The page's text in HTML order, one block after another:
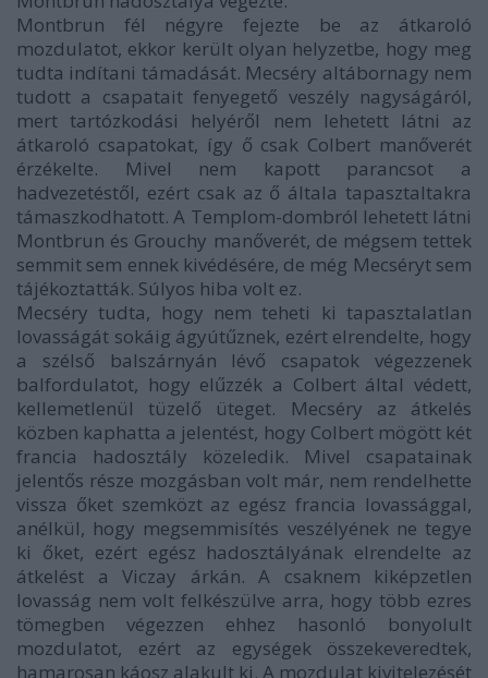
Montbrun fél négyre fejezte be az átkaroló
mozdulatot, ekkor került olyan helyzetbe, hogy meg
tudta indítani támadását. Mecséry altábornagy nem
tudott a csapatait fenyegető veszély nagyságáról,
mert tartózkodási helyéről nem lehetett látni az
átkaroló csapatokat, így ő csak Colbert manőverét
érzékelte. Mivel nem kapott parancsot a
hadvezetéstől, ezért csak az ő általa tapasztaltakra
támaszkodhatott. A Templom-dombról lehetett látni
Montbrun és Grouchy manőverét, de mégsem tettek
semmit sem ennek kivédésére, de még Mecséryt sem
tájékoztatták. Súlyos hiba volt ez.
Mecséry tudta, hogy nem teheti ki tapasztalatlan
lovasságát sokáig ágyútűznek, ezért elrendelte, hogy
a szélső balszárnyán lévő csapatok végezzenek
balfordulatot, hogy elűzzék a Colbert által védett,
kellemetlenül tüzelő üteget. Mecséry az átkelés
közben kaphatta a jelentést, hogy Colbert mögött két
francia hadosztály közeledik. Mivel csapatainak
jelentős része mozgásban volt már, nem rendelhette
vissza őket szemközt az egész francia lovassággal,
anélkül, hogy megsemmisítés veszélyének ne tegye
ki őket, ezért egész hadosztályának elrendelte az
átkelést a Viczay árkán. A csaknem kiképzetlen
lovasság nem volt felkészülve arra, hogy több ezres
tömegben végezzen ehhez hasonló bonyolult
mozdulatot, ezért az egységek összekeveredtek,
hamarosan káosz alakult ki. A mozdulat kivitelezését